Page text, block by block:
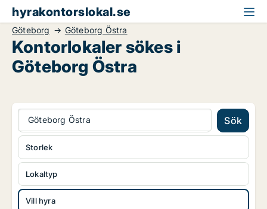
hyrakontorslokal.se
Göteborg Göteborg Östra
Kontorlokaler sökes i
Göteborg Östra
Göteborg Östra Sök
Lokaltyp
Vill hyra
Storlek